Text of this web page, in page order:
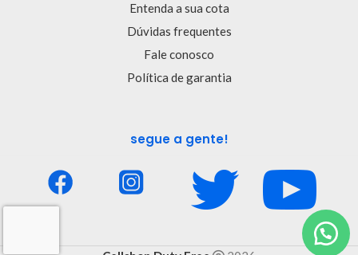
Entenda a sua cota
Dúvidas frequentes
Fale conosco
Política de garantia
segue a gente!